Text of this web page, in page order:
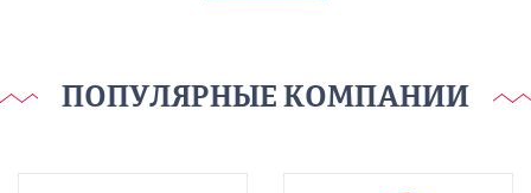
ПОПУЛЯРНЫЕ КОМПАНИИ